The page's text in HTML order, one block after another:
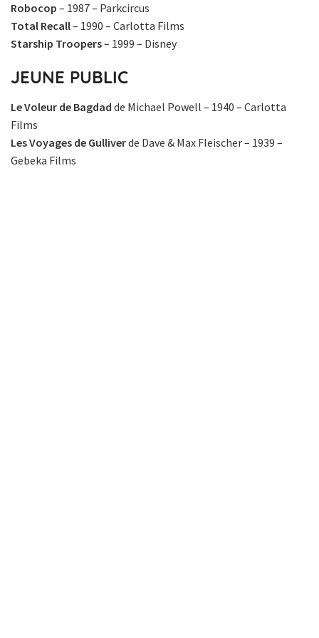
Robocop – 1987 – Parkcircus
Total Recall– 1990 – Carlotta Films
Starship Troopers– 1999 – Disney
JEUNE PUBLIC
Le Voleur de Bagdad de Michael Powell – 1940 – Carlotta
Films
Les Voyages de Gulliverde Dave & Max Fleischer – 1939 –
Gebeka Films